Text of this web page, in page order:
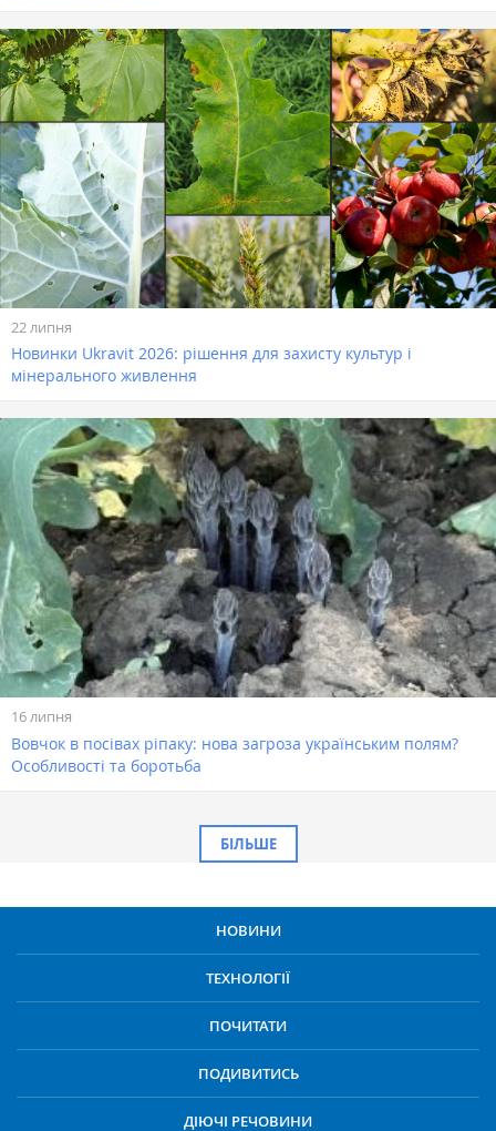
22 липня
Новинки Ukravit 2026: рішення для захисту культур і
мінерального живлення
16 липня
Вовчок в посівах ріпаку: нова загроза українським полям?
Особливості та боротьба
БІЛЬШЕ
НОВИНИ
ТЕХНОЛОГІЇ
ПОЧИТАТИ
ПОДИВИТИСЬ
ДІЮЧІ РЕЧОВИНИ